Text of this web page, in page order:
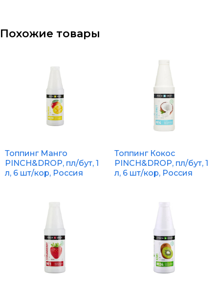
Похожие товары
Топпинг Манго
PINCH&DROP, пл/бут, 1
л, 6 шт/кор, Россия
Топпинг Кокос
PINCH&DROP, пл/бут, 1
л, 6 шт/кор, Россия